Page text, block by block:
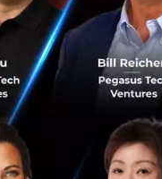
โดยอากา
ทานได้เ
ไม่มีไข้
นอกจาก
หลังฉีด คือ